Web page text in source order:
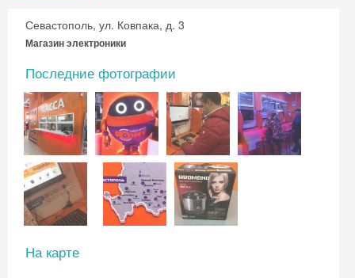
Севастополь, ул. Ковпака, д. 3
Магазин электроники
Последние фотографии
На карте